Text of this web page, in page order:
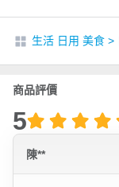
生活 日用 美食 >
商品評價
5
陳**